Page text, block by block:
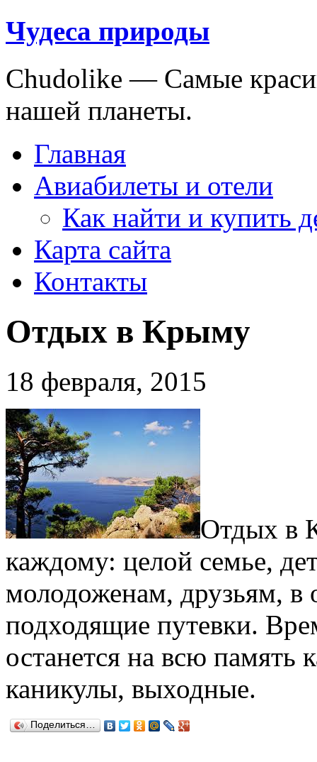
Чудеса природы
Chudolike — Cамые
нашей планеты.
Главная
Авиабилеты и отели
Как найти и купить
Карта сайта
Контакты
Отдых в Крыму
18 февраля, 2015
Отдых в
каждому: целой семье,
молодоженам, друзьям,
подходящие путевки.
останется на всю память
каникулы, выходные.
Поделиться…